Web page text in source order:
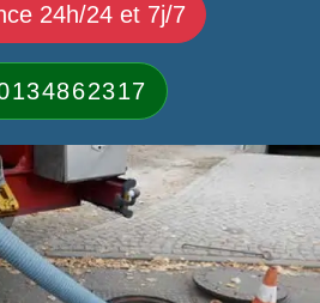
24h/24 et 7j/7